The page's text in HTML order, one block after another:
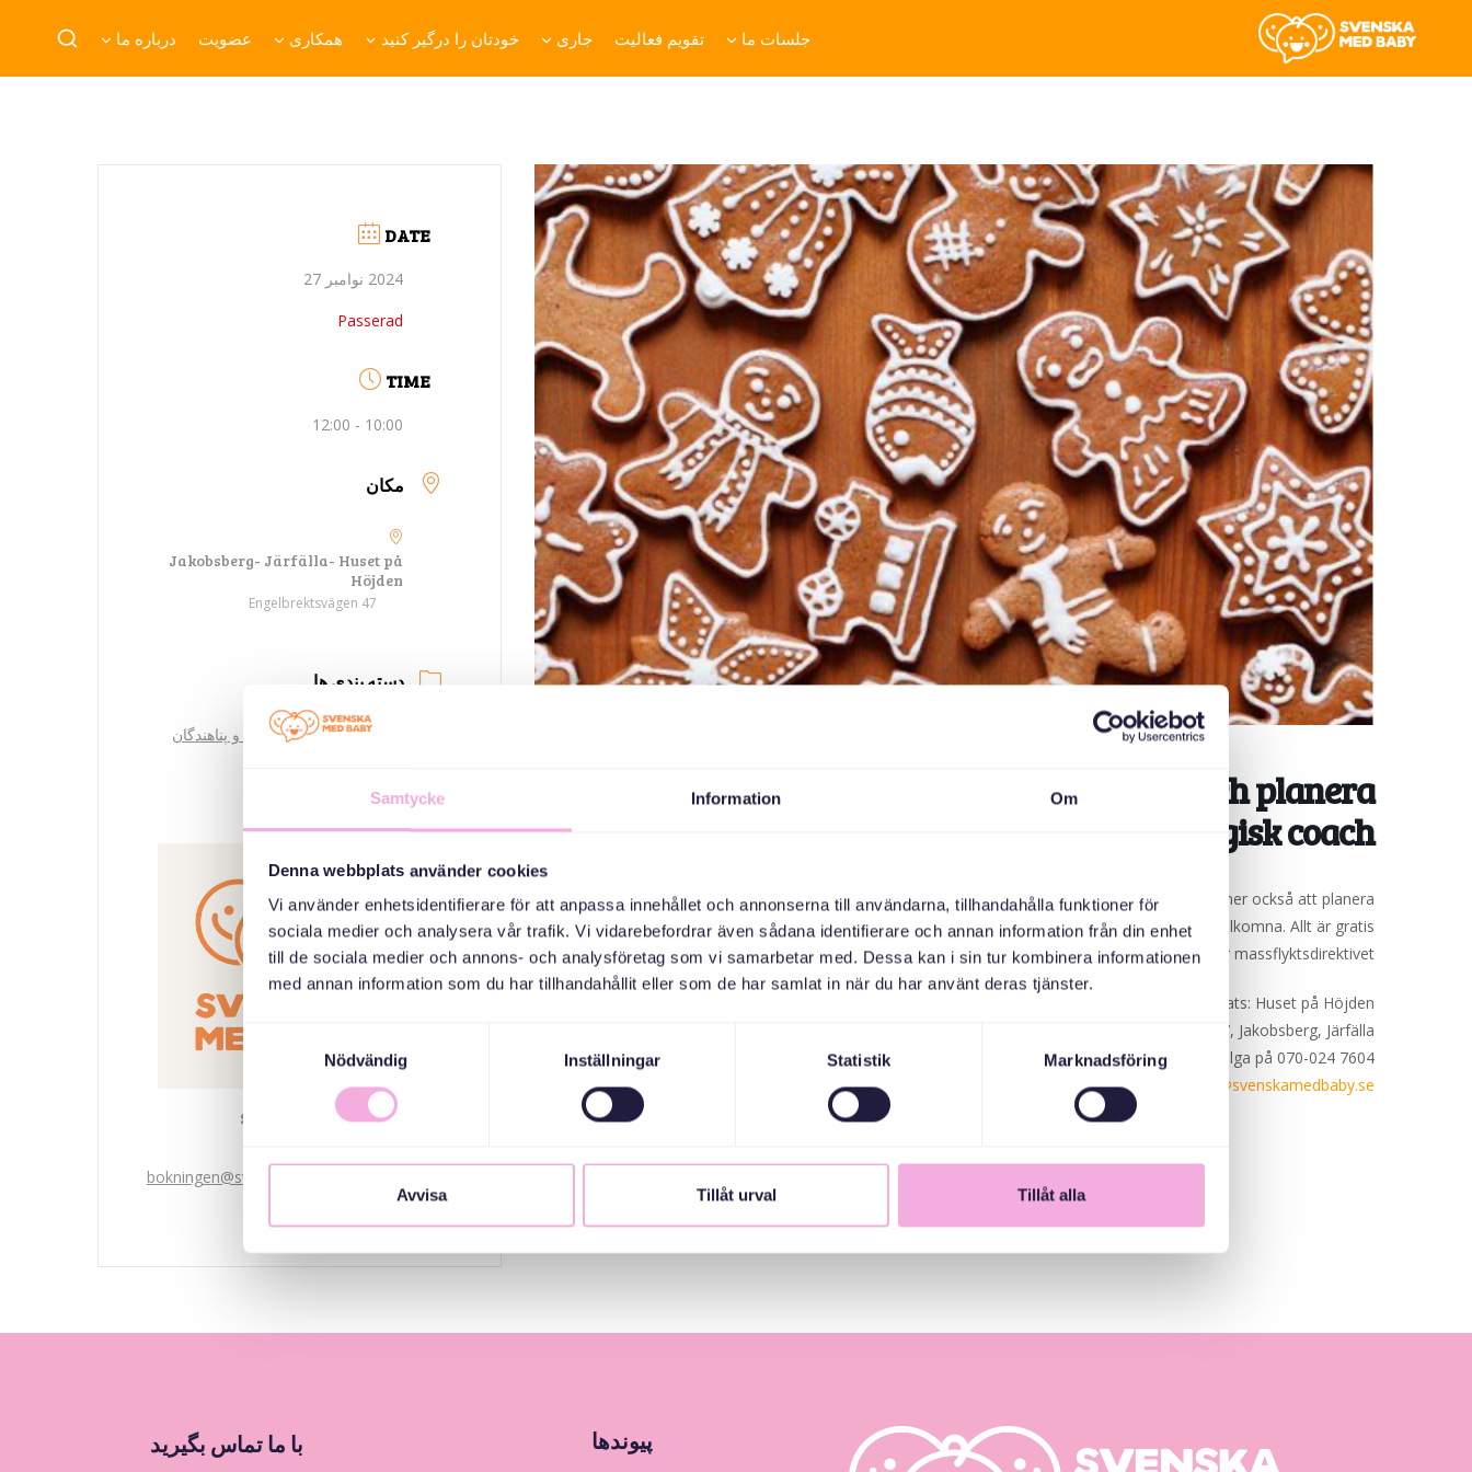
Samtycke Information Om
Denna webbplats använder cookies
Vi använder enhetsidentifierare för att anpassa innehållet och annonserna till användarna, tillhandahålla funktioner för
sociala medier och analysera vår trafik. Vi vidarebefordrar även sådana identifierare och annan information från din enhet
till de sociala medier och annons- och analysföretag som vi samarbetar med. Dessa kan i sin tur kombinera informationen
med annan information som du har tillhandahållit eller som de har samlat in när du har använt deras tjänster.
Samtyckesval
Nödvändig
Inställningar Statistik Marknadsföring
Avvisa Tillåt urval Tillåt alla
جلسات ما تقویم فعالیت جاری خودتان را درگیر کنید همکاری عضویت درباره ما
Skapa ljusstakar, dekorera pepparkakor och planera
2025 med stöd av en psykologisk coach
Välkommen till vår kreativa workshop! Vi skapar hantverk och tränar på att prata svenska. Vi kommer också att planera
inför 2025 med stöd av den psykologiska coachen Natalia Doroshenko. Barn är självklart välkomna. Allt är gratis!
Denna träff är för er som är asylsökande och ukrainska flyktingar, som är här under massflyktsdirektivet.
Plats: Huset på Höjden
Engelbrektsvägen 47, Jakobsberg, Järfälla
Har du frågor? Kontakta Olga på 070-024 7604
eller via e-post:
olga@svenskamedbaby.se
DATE
2024 نوامبر 27
Passerad
TIME
10:00 - 12:00
مکان
Jakobsberg- Järfälla- Huset på
Höjden
Engelbrektsvägen 47
دسته بندی ها
جلسات برای پناهجویان و پناهندگان
Svenska med baby
bokningen@svenskamedbaby.se
پیوندها با ما تماس بگیرید